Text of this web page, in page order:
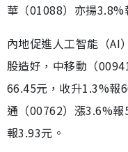
華（01088）亦揚3.8%
內地促進人工智能（AI
股造好，中移動（
66.45元，收升1.3%報
通（00762）漲3.6%
報3.93元。